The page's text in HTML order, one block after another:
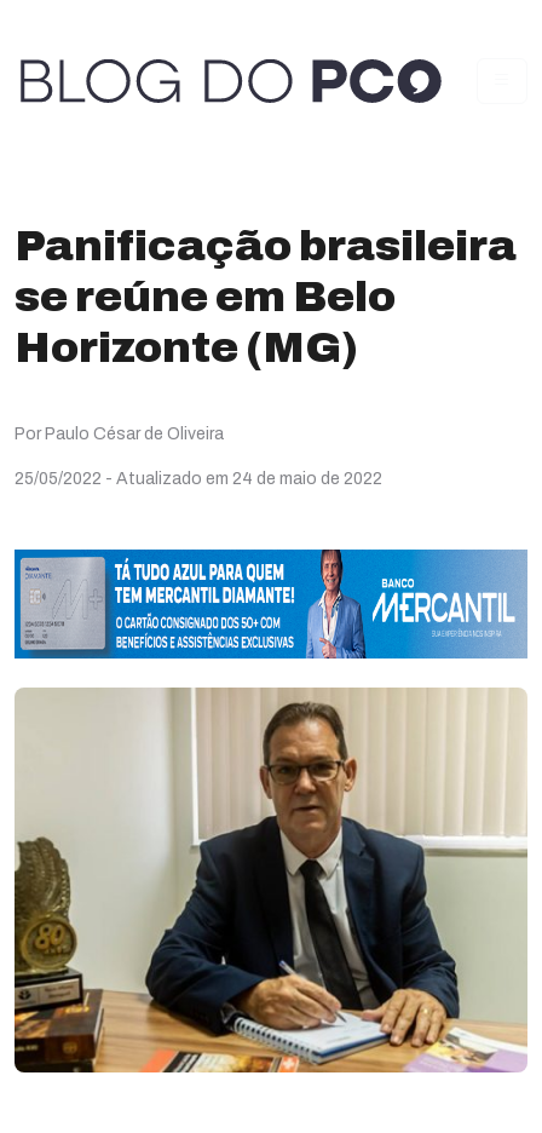
Panificação brasileira
se reúne em Belo
Horizonte (MG)
Por Paulo César de Oliveira
25/05/2022 - Atualizado em 24 de maio de 2022